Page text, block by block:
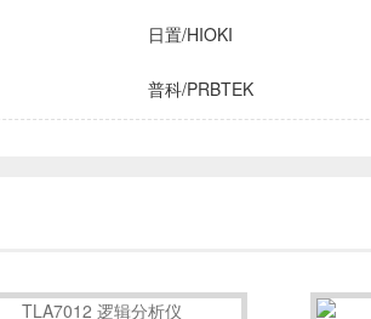
日置/HIOKI
普科/PRBTEK